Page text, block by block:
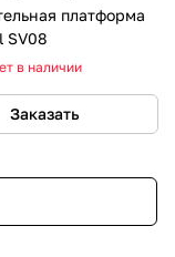
платформа
SV08
в наличии
Заказать